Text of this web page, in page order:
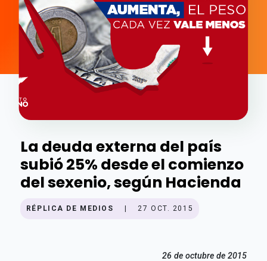
La deuda externa del país
subió 25% desde el comienzo
del sexenio, según Hacienda
RÉPLICA DE MEDIOS 27 OCT. 2015
26 de octubre de 2015